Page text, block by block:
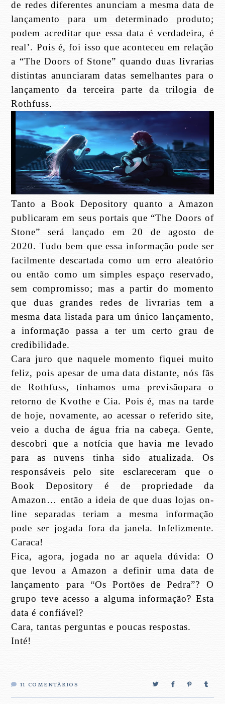
de redes diferentes anunciam a mesma data de
lançamento para um determinado produto;
podem acreditar que essa data é verdadeira, é
real’. Pois é, foi isso que aconteceu em relação
a “The Doors of Stone” quando duas livrarias
distintas anunciaram datas semelhantes para o
lançamento da terceira parte da trilogia de
Rothfuss.
Tanto a Book Depository quanto a Amazon
publicaram em seus portais que “The Doors of
Stone” será lançado em 20 de agosto de
2020. Tudo bem que essa informação pode ser
facilmente descartada como um erro aleatório
ou então como um simples espaço reservado,
sem compromisso; mas a partir do momento
que duas grandes redes de livrarias tem a
mesma data listada para um único lançamento,
a informação passa a ter um certo grau de
credibilidade.
Cara juro que naquele momento fiquei muito
feliz, pois apesar de uma data distante, nós fãs
de Rothfuss, tínhamos uma previsãopara o
retorno de Kvothe e Cia. Pois é, mas na tarde
de hoje, novamente, ao acessar o referido site,
veio a ducha de água fria na cabeça. Gente,
descobri que a notícia que havia me levado
para as nuvens tinha sido atualizada. Os
responsáveis pelo site esclareceram que o
Book Depository é de propriedade da
Amazon… então a ideia de que duas lojas on-
line separadas teriam a mesma informação
pode ser jogada fora da janela. Infelizmente.
Caraca!
Fica, agora, jogada no ar aquela dúvida: O
que levou a Amazon a definir uma data de
lançamento para “Os Portões de Pedra”? O
grupo teve acesso a alguma informação? Esta
data é confiável?
Cara, tantas perguntas e poucas respostas.
Inté!
11 COMENTÁRIOS